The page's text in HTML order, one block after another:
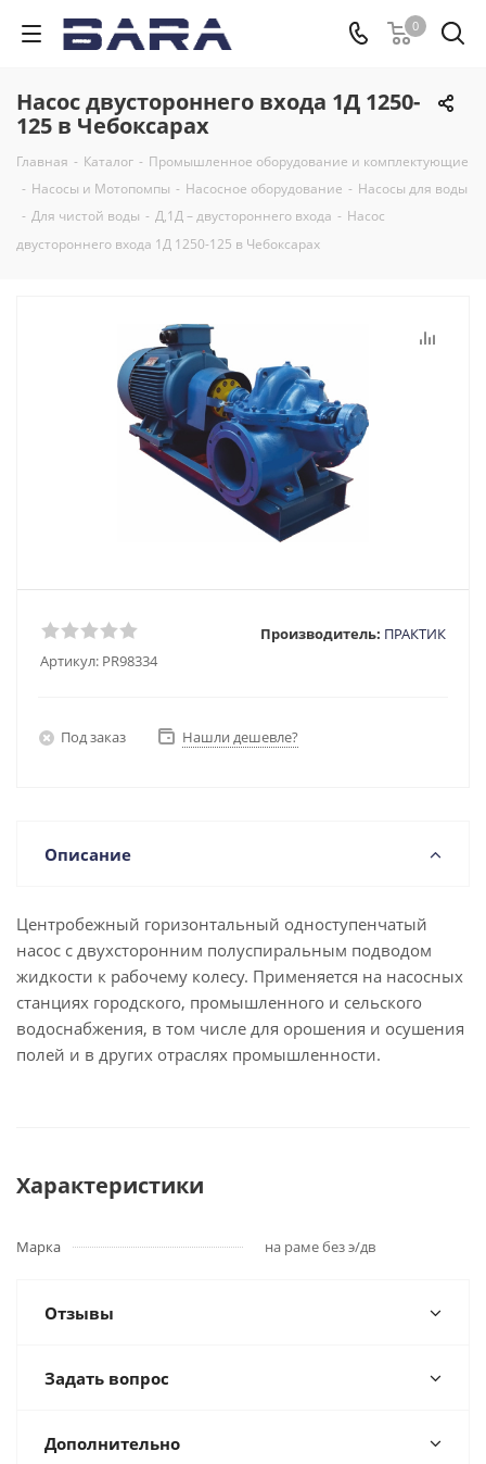
0
Насос двустороннего входа 1Д 1250-
125 в Чебоксарах
Главная - Каталог - Промышленное оборудование и комплектующие
- Насосы и Мотопомпы - Насосное оборудование - Насосы для воды
- Для чистой воды - Д,1Д – двустороннего входа - Насос
двустороннего входа 1Д 1250-125 в Чебоксарах
Артикул: PR98334
Производитель: ПРАКТИК
Под заказ Нашли дешевле?
Описание
Центробежный горизонтальный одноступенчатый
насос с двухсторонним полуспиральным подводом
жидкости к рабочему колесу. Применяется на насосных
станциях городского, промышленного и сельского
водоснабжения, в том числе для орошения и осушения
полей и в других отраслях промышленности.
Характеристики
Марка на раме без э/дв
Отзывы
Задать вопрос
Дополнительно